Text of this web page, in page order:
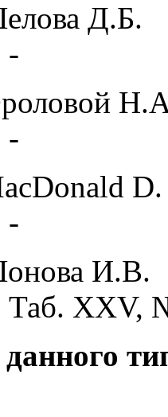
Д.Б.
-
-
D.
-
И.В.
Таб. XXV,